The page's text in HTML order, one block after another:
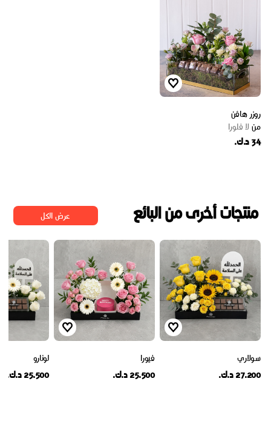
روزر هاڤن
من لا فلورا
34 د.ك.
منتجات أخرى من البائع عرض الكل
سولاري
27.200 د.ك.
فيورا
25.500 د.ك.
لونارو
25.500 د.ك.